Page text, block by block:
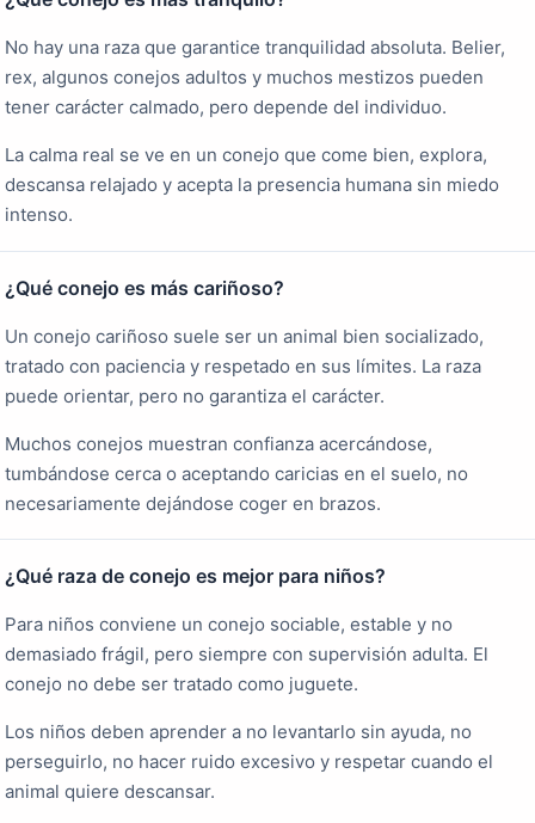
No hay una raza que garantice tranquilidad absoluta. Belier,
rex, algunos conejos adultos y muchos mestizos pueden
tener carácter calmado, pero depende del individuo.
La calma real se ve en un conejo que come bien, explora,
descansa relajado y acepta la presencia humana sin miedo
intenso.
¿Qué conejo es más cariñoso?
Un conejo cariñoso suele ser un animal bien socializado,
tratado con paciencia y respetado en sus límites. La raza
puede orientar, pero no garantiza el carácter.
Muchos conejos muestran confianza acercándose,
tumbándose cerca o aceptando caricias en el suelo, no
necesariamente dejándose coger en brazos.
¿Qué raza de conejo es mejor para niños?
Para niños conviene un conejo sociable, estable y no
demasiado frágil, pero siempre con supervisión adulta. El
conejo no debe ser tratado como juguete.
Los niños deben aprender a no levantarlo sin ayuda, no
perseguirlo, no hacer ruido excesivo y respetar cuando el
animal quiere descansar.